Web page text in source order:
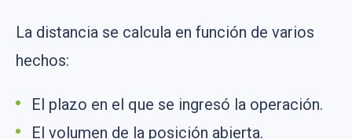
La distancia se calcula en función de varios
hechos:
El plazo en el que se ingresó la operación.
El volumen de la posición abierta.